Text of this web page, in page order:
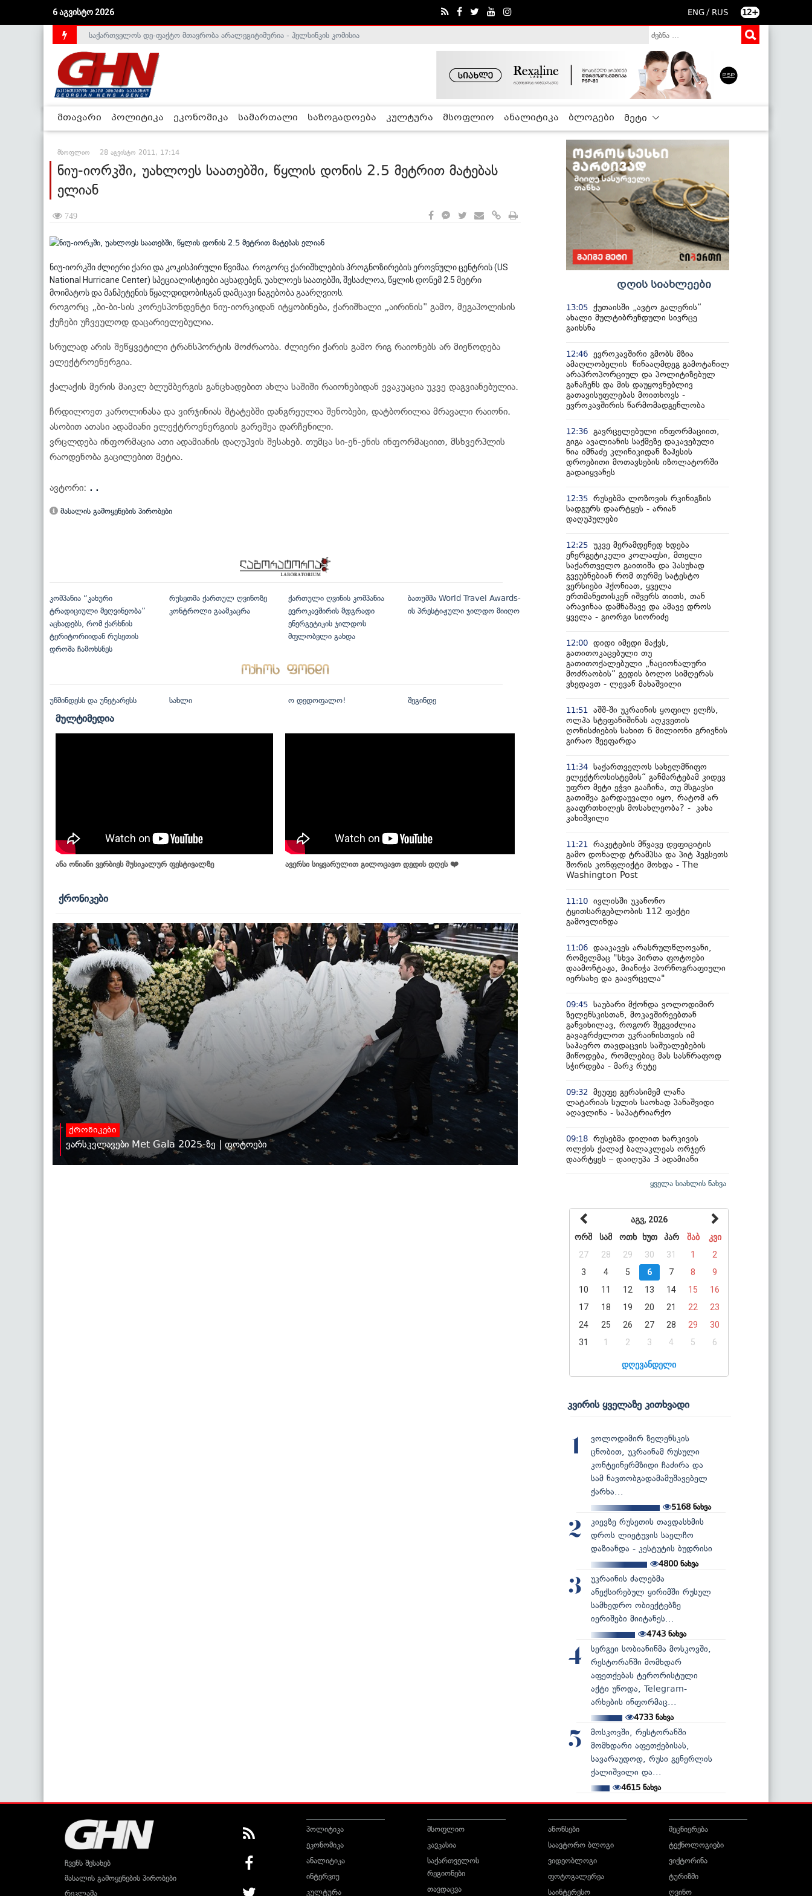
6 აგვისტო 2026 ENG / RUS 12+
საქართველოს დე-ფაქტო მთავრობა არალეგიტიმურია - ჰელსინკის კომისია
მთავარი პოლიტიკა ეკონომიკა სამართალი საზოგადოება კულტურა მსოფლიო ანალიტიკა ბლოგები მეტი
მსოფლიო 28 აგვისტო 2011, 17:14
ნიუ-იორკში, უახლოეს საათებში, წყლის დონის 2.5 მეტრით მატებას
ელიან
749
ნიუ-იორკში ძლიერი ქარი და კოკისპირული წვიმაა. როგორც ქარიშხლების პროგნოზირების ეროვნული ცენტრის (US
National Hurricane Center) სპეციალისტიები აცხადებენ, უახლოეს საათებში, შესაძლოა, წყლის დონემ 2.5 მეტრი
მოიმატოს და მანჰეტენის წყალდიდობისგან დამცავი ნაგებობა გაარღვიოს.
როგორც „ბი-ბი-სის კორესპონდენტი ნიუ-იორკიდან იტყობინება, ქარიშხალი „აირინის" გამო, მეგაპოლისის
ქუჩები უჩვეულოდ დაცარიელებულია.
სრულად არის შეწყვეტილი ტრანსპორტის მოძრაობა. ძლიერი ქარის გამო რიგ რაიონებს არ მიეწოდება
ელექტროენერგია.
ქალაქის მერის მაიკლ ბლუმბერგის განცხადებით ახლა საშიში რაიონებიდან ევაკუაცია უკვე დაგვიანებულია.
ჩრდილოეთ კაროლინასა და ვირჯინიას შტატებში დანგრეულია შენობები, დატბორილია მრავალი რაიონი.
ასობით ათასი ადამიანი ელექტროენერგიის გარეშეა დარჩენილი.
ვრცლდება ინფორმაცია ათი ადამიანის დაღუპვის შესახებ. თუმცა სი-ენ-ენის ინფორმაციით, მსხვერპლის
რაოდენობა გაცილებით მეტია.
ავტორი: . .
მასალის გამოყენების პირობები
კომპანია “კახური
ტრადიციული მეღვინეობა”
აცხადებს, რომ ქარხნის
ტერიტორიიდან რუსეთის
დროშა ჩამოხსნეს
რუსეთმა ქართულ ღვინოზე
კონტროლი გაამკაცრა
ქართული ღვინის კომპანია
ევროკავშირის მდგრადი
ენერგეტიკის ჯილდოს
მფლობელი გახდა
ბათუმმა World Travel Awards-
ის პრესტიჟული ჯილდო მიიღო
უწმინდესს და უნეტარესს სახლი ო დედოფალო! შეგინდე
მულტიმედია
ანა ონიანი ვერბიეს მუსიკალურ ფესტივალზე ავერსი სიყვარულით გილოცავთ დედის დღეს ❤️
ქრონიკები
ქრონიკები
ვარსკვლავები Met Gala 2025-ზე | ფოტოები
დღის სიახლეები
13:05 ქუთაისში „ავტო გალერის“
ახალი მულტიბრენდული სივრცე
გაიხსნა
12:46 ევროკავშირი გმობს მზია
ამაღლობელის წინააღმდეგ გამოტანილ
არაპროპორციულ და პოლიტიზებულ
განაჩენს და მის დაუყოვნებლივ
გათავისუფლებას მოითხოვს -
ევროკავშირის წარმომადგენლობა
12:36 გავრცელებული ინფორმაციით,
გიგა ავალიანის საქმეზე დაკავებული
ნია იმნაძე კლინიკიდან ზაჰესის
დროებითი მოთავსების იზოლატორში
გადაიყვანეს
12:35 რუსებმა ლოზოვის რკინიგზის
სადგურს დაარტყეს - არიან
დაღუპულები
12:25 უკვე მერამდენედ ხდება
ენერგეტიკული კოლაფსი, მთელი
საქართველო გაითიშა და პასუხად
გვეუბნებიან რომ თურმე სატესტო
ვერსიები ჰქონიათ, ყველა
ერთმანეთისკენ იშვერს თითს, თან
არავინაა დამნაშავე და ამავე დროს
ყველა - გიორგი სიორიძე
12:00 დიდი იმედი მაქვს,
გათითოკაცებული თუ
გათითოქალებული „ნაციონალური
მოძრაობის“ გედის ბოლო სიმღერას
ვხედავთ - ლევან მახაშვილი
11:51
აშშ-ში უკრაინის ყოფილ ელჩს,
ოლჰა სტეფანიშინას აღკვეთის
ღონისძიების სახით 6 მილიონი გრივნის
გირაო შეეფარდა
11:34 საქართველოს სახელმწიფო
ელექტროსისტემის“ განმარტებამ კიდევ
უფრო მეტი ეჭვი გააჩინა, თუ მსგავსი
გათიშვა გარდაუვალი იყო, რატომ არ
გააფრთხილეს მოსახლეობა? - კახა
კახიშვილი
11:21
რაკეტების მწვავე დეფიციტის
გამო დონალდ ტრამპსა და პიტ ჰეგსეთს
შორის კონფლიქტი მოხდა - The
Washington Post
11:10 ივლისში უკანონო
ტყითსარგებლობის 112 ფაქტი
გამოვლინდა
11:06 დააკავეს არასრულწლოვანი,
რომელმაც "სხვა პირთა ფოტოები
დაამონტაჟა, მიანიჭა პორნოგრაფიული
იერსახე და გაავრცელა"
09:45 საუბარი მქონდა ვოლოდიმირ
ზელენსკისთან, მოკავშირეებთან
განვიხილავ, როგორ შეგვიძლია
გავაგრძელოთ უკრაინისთვის იმ
საჰაერო თავდაცვის საშუალებების
მიწოდება, რომლებიც მას სასწრაფოდ
სჭირდება - მარკ რუტე
09:32
მეუფე გერასიმემ ლანა
ლატარიას სულის საოხად პანაშვიდი
აღავლინა - საპატრიარქო
09:18 რუსებმა დილით ხარკივის
ოლქის ქალაქ ბალაკლეას ორჯერ
დაარტყეს – დაიღუპა 3 ადამიანი
ყველა სიახლის ნახვა
აგვ, 2026
ორშ
სამ ოთხ ხუთ პარ შაბ
კვი
27
28 29 30 31 1
2
3
4 5 6 7 8
9
10
11 12 13 14 15
16
17
18 19 20 21 22
23
24
25 26 27 28 29
30
31
1 2 3 4 5 6
დღევანდელი
კვირის ყველაზე კითხვადი
1
ვოლოდიმირ ზელენსკის
ცნობით, უკრაინამ რუსული
კონტეინერმზიდი ჩაძირა და
სამ ნავთობგადამამუშავებელ
ქარხა...
5168 ნახვა
2
კიევზე რუსეთის თავდასხმის
დროს ლიეტუვის საელჩო
დაზიანდა - კესტუტის ბუდრისი
4800ნახვა
3
უკრაინის ძალებმა
ანექსირებულ ყირიმში რუსულ
სამხედრო ობიექტებზე
იერიშები მიიტანეს...
4743ნახვა
4
სერგეი სობიანინმა მოსკოვში,
რესტორანში მომხდარ
აფეთქებას ტერორისტული
აქტი უწოდა, Telegram-
არხების ინფორმაც...
4733ნახვა
5
მოსკოვში, რესტორანში
მომხდარი აფეთქებისას,
სავარაუდოდ, რუსი გენერლის
ქალიშვილი და...
4615 ნახვა
ჩვენს შესახებ
მასალის გამოყენების პირობები
რეკლამა
პოლიტიკა
ეკონომიკა
ანალიტიკა
ინტერვიუ
კულტურა
მსოფლიო
კავკასია
საქართველოს
რეგიონები
თავდაცვა
ანონსები
საავტორო ბლოგი
ვიდეობლოგი
ფოტოგალერეა
საინტერესო
მეცნიერება
ტექნოლოგიები
ვიქტორინა
ტურიზმი
ღვინო